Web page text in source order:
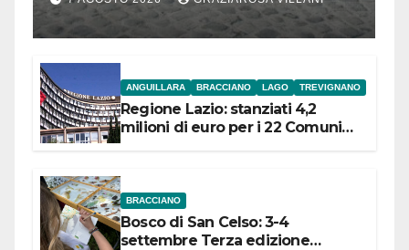
l’inaugurazione
ANGUILLARA BRACCIANO LAGO TREVIGNANO
Regione Lazio: stanziati 4,2
milioni di euro per i 22 Comuni
BRACCIANO
Bosco di San Celso: 3-4
settembre Terza edizione